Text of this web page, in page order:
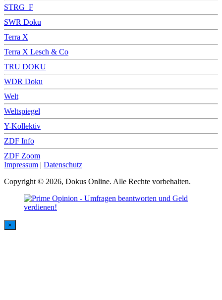
STRG_F
SWR Doku
Terra X
Terra X Lesch & Co
TRU DOKU
WDR Doku
Welt
Weltspiegel
Y-Kollektiv
ZDF Info
ZDF Zoom
Impressum | Datenschutz
Copyright © 2026, Dokus Online. Alle Rechte vorbehalten.
×